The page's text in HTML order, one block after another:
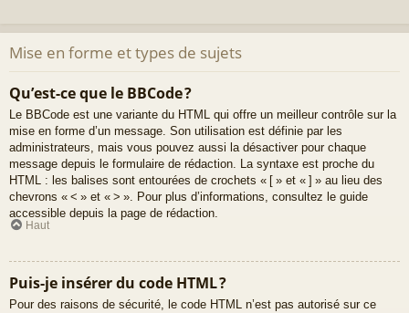
Mise en forme et types de sujets
Qu’est-ce que le BBCode ?
Le BBCode est une variante du HTML qui offre un meilleur contrôle sur la
mise en forme d’un message. Son utilisation est définie par les
administrateurs, mais vous pouvez aussi la désactiver pour chaque
message depuis le formulaire de rédaction. La syntaxe est proche du
HTML : les balises sont entourées de crochets « [ » et « ] » au lieu des
chevrons « < » et « > ». Pour plus d’informations, consultez le guide
accessible depuis la page de rédaction.
Haut
Puis-je insérer du code HTML ?
Pour des raisons de sécurité, le code HTML n’est pas autorisé sur ce